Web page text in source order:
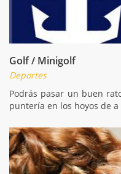
Golf / Minigolf
Deportes
Podrás pasar un buen
puntería en los hoyos de a